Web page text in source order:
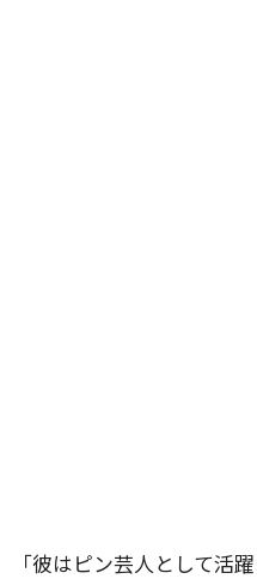
「彼はピン芸人として活